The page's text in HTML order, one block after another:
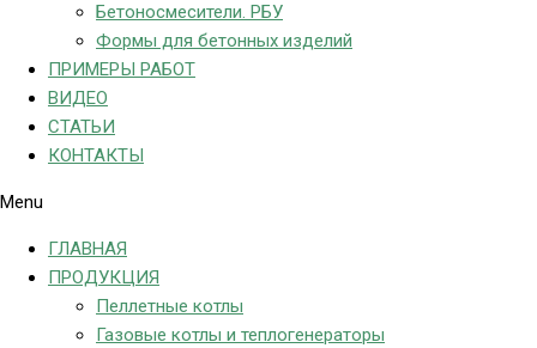
Бетоносмесители. РБУ
Формы для бетонных изделий
ПРИМЕРЫ РАБОТ
ВИДЕО
СТАТЬИ
КОНТАКТЫ
Menu
ГЛАВНАЯ
ПРОДУКЦИЯ
Пеллетные котлы
Газовые котлы и теплогенераторы